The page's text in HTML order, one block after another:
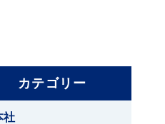
カテゴリー
社